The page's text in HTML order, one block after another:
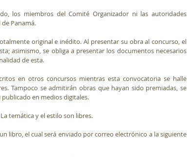
los miembros del Comité Organizador ni las autoridades
Panamá.
original e inédito. Al presentar su obra al concurso, el
asimismo, se obliga a presentar los documentos necesarios
de esta.
en otros concursos mientras esta convocatoria se halle
Tampoco se admitirán obras que hayan sido premiadas, se
en medios digitales.
temática y el estilo son libres.
libro, el cual será enviado por correo electrónico a la siguiente